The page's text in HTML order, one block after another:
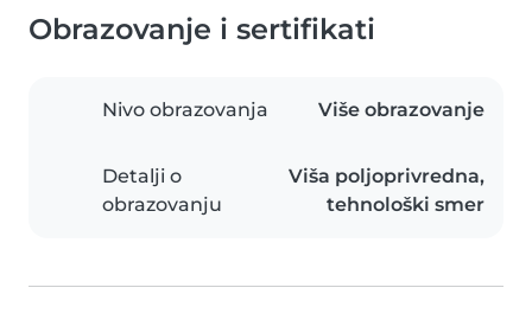
Obrazovanje i sertifikati
Nivo obrazovanja Više obrazovanje
Detalji o
obrazovanju
Viša poljoprivredna,
tehnološki smer